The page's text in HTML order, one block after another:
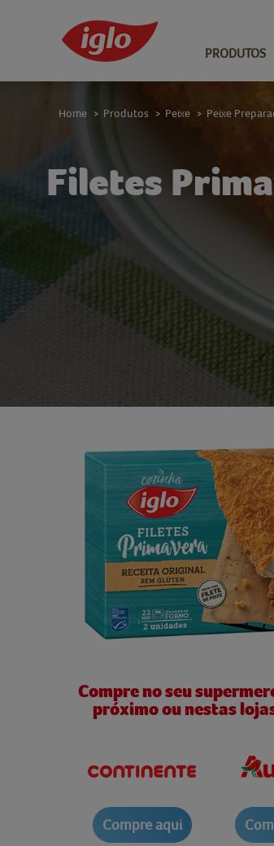
PRODUTOS
Filetes
Home > Produtos > Peixe > Peixe
Compre no seu
próximo ou nestas
Compre aqui